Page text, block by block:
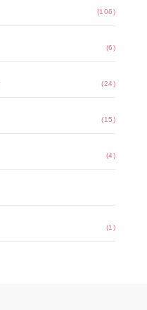
(106)
(6)
(24)
(15)
(4)
(1)